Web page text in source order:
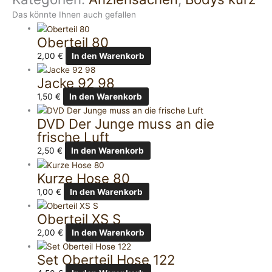
Das könnte Ihnen auch gefallen
Oberteil 80
2,00€ In den Warenkorb
Jacke 92 98
1,50€ In den Warenkorb
DVD Der Junge muss an die
frische Luft
2,50€ In den Warenkorb
Kurze Hose 80
1,00€ In den Warenkorb
Oberteil XS S
2,00€ In den Warenkorb
Set Oberteil Hose 122